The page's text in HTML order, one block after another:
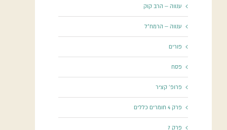
ענווה – הרב קוק
ענווה – הרמח"ל
פורים
פסח
פרופ' קציר
פרק 4 חומרים כללים
פרק 7